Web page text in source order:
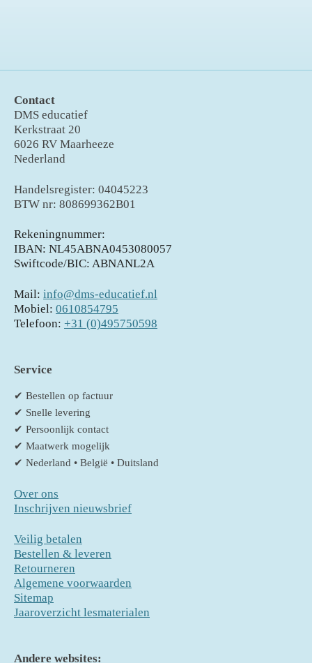
Contact
DMS educatief
Kerkstraat 20
6026 RV Maarheeze
Nederland
Handelsregister: 04045223
BTW nr: 808699362B01
Rekeningnummer:
IBAN: NL45ABNA0453080057
Swiftcode/BIC: ABNANL2A
Mail: info@dms-educatief.nl
Mobiel: 0610854795
Telefoon: +31 (0)495750598
Service
✔ Bestellen op factuur
✔ Snelle levering
✔ Persoonlijk contact
✔ Maatwerk mogelijk
✔ Nederland • België • Duitsland
Over ons
Inschrijven nieuwsbrief
Veilig betalen
Bestellen & leveren
Retourneren
Algemene voorwaarden
Sitemap
Jaaroverzicht lesmaterialen
Andere websites: